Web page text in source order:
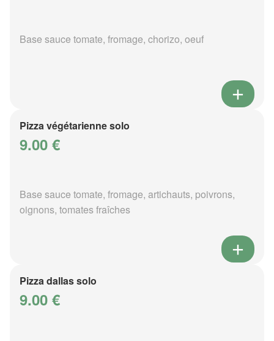
Base sauce tomate, fromage, chorizo, oeuf
Pizza végétarienne solo
9.00 €
Base sauce tomate, fromage, artichauts, poivrons,
oignons, tomates fraîches
Pizza dallas solo
9.00 €